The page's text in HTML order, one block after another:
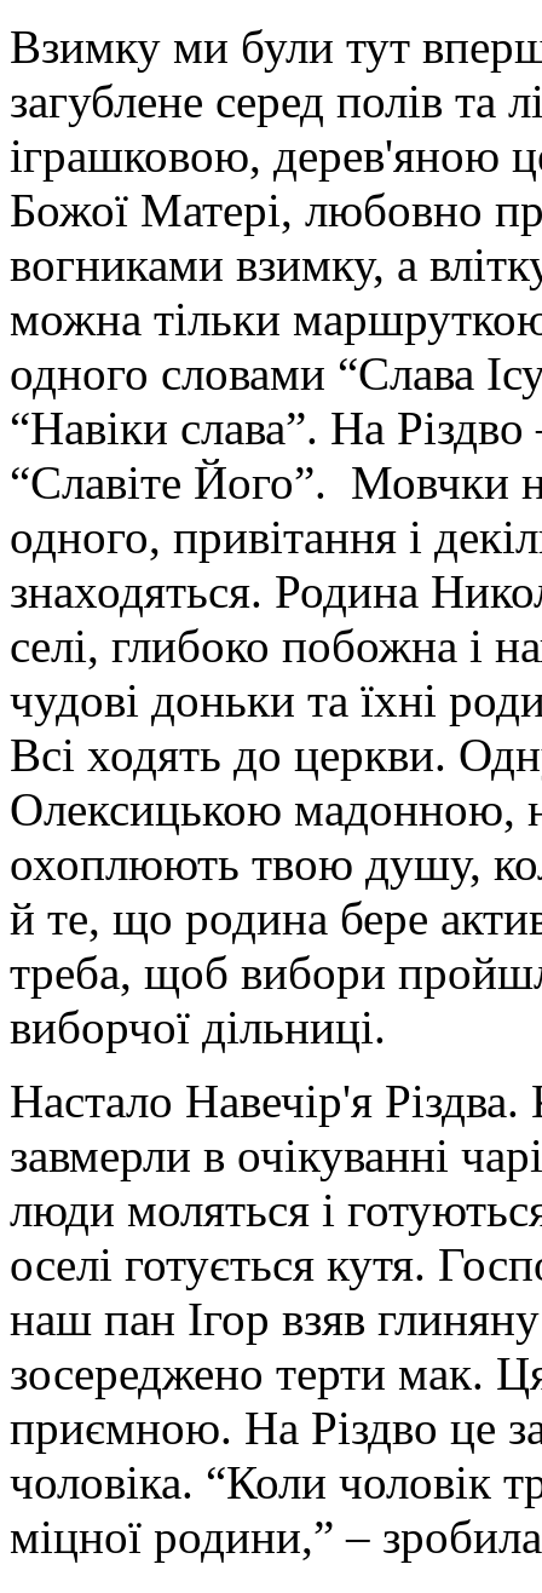
Взимку ми були тут
загублене серед полів та
іграшковою, дерев'яною
Божої Матері, любовно
вогниками взимку, а
можна тільки
одного словами “Слава
“Навіки слава”. На
“Славіте Його”. Мовчки
одного, привітання і
знаходяться. Родина
селі, глибоко побожна і
чудові доньки та їхні
Всі ходять до церкви.
Олексицькою мадонною,
охоплюють твою душу,
й те, що родина бере
треба, щоб вибори
виборчої дільниці.
Настало Навечір'я
завмерли в очікуванні
люди моляться і
оселі готується кутя.
наш пан Ігор взяв
зосереджено терти мак.
приємною. На Різдво це
чоловіка. “Коли чоловік
міцної родини,” –